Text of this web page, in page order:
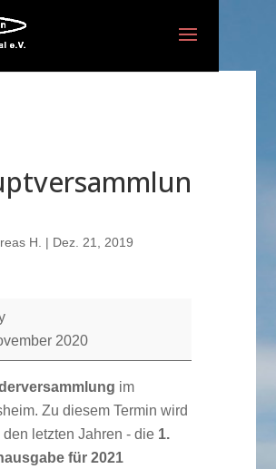
H. | Dez. 21, 2019
2020
im
Zu diesem Termin wird
den letzten Jahren - die 1.
für 2021